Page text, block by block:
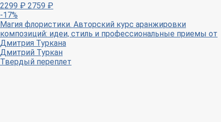
2299 ₽ 2759 ₽
-17%
Магия флористики. Авторский курс аранжировки
композиций: идеи, стиль и профессиональные приемы от
Дмитрия Туркана
Дмитрий Туркан
Твердый переплет